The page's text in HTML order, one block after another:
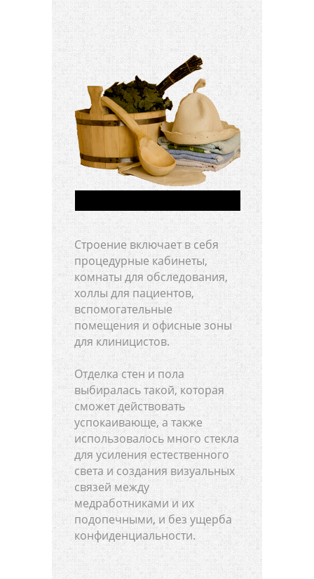
Строение включает в себя
процедурные кабинеты,
комнаты для обследования,
холлы для пациентов,
вспомогательные
помещения и офисные зоны
для клиницистов.
Отделка стен и пола
выбиралась такой, которая
сможет действовать
успокаивающе, а также
использовалось много стекла
для усиления естественного
света и создания визуальных
связей между
медработниками и их
подопечными, и без ущерба
конфиденциальности.